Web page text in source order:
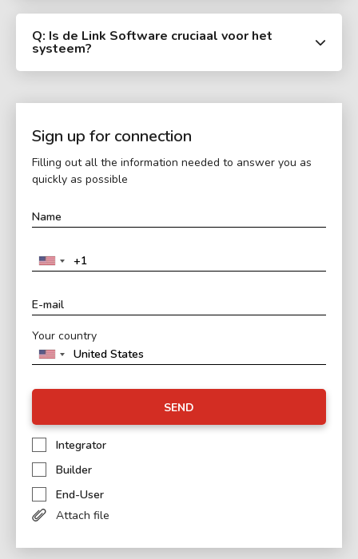
Q: Is de Link Software cruciaal voor het
systeem?
Sign up for connection
Filling out all the information needed to answer you as
quickly as possible
Your country
SEND
Integrator
Builder
End-User
Attach file